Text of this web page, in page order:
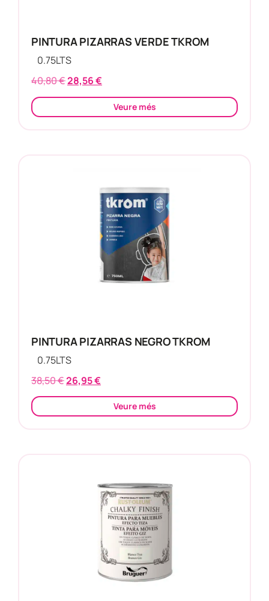
PINTURA PIZARRAS VERDE TKROM
0.75LTS
40,80€28,56€
Veure més
PINTURA PIZARRAS NEGRO TKROM
0.75LTS
38,50€26,95€
Veure més